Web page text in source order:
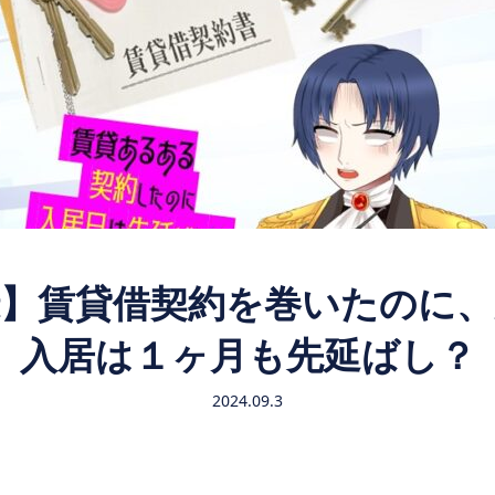
賃貸借契約を巻いたのに
入居は１ヶ月も先延ばし？
2024.09.3